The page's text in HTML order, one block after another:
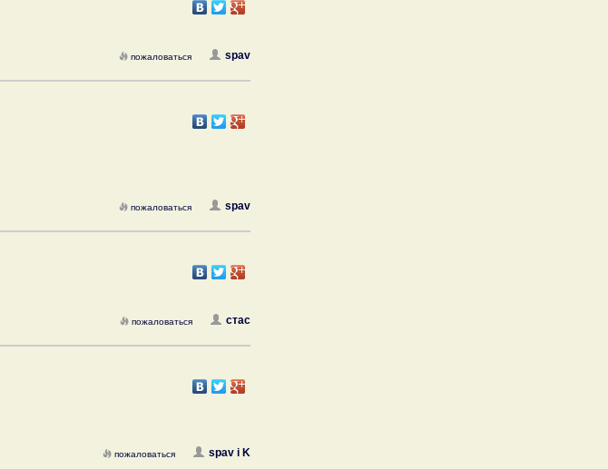
spav
пожаловаться
spav
пожаловаться
стас
пожаловаться
spav i K
пожаловаться